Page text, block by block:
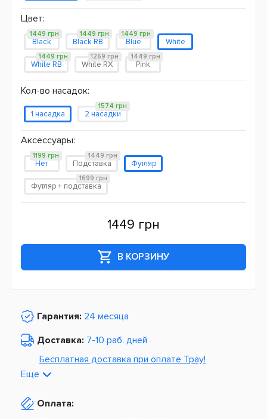
Цвет:
Black
1449 грн
Black RB
1449 грн
Blue
1449 грн
White
White RB
1449 грн
White RX
1269 грн
Pink
1449 грн
Кол-во насадок:
1 насадка 2 насадки
1574 грн
Аксессуары:
Нет
1199 грн
Подставка
1449 грн
Футляр
Футляр + подставка
1699 грн
1449 грн
В КОРЗИНУ
Гарантия: 24 месяца
Доставка: 7-10 раб. дней
Бесплатная доставка при оплате Tpay!
Из Европы от
Еще
Оплата: